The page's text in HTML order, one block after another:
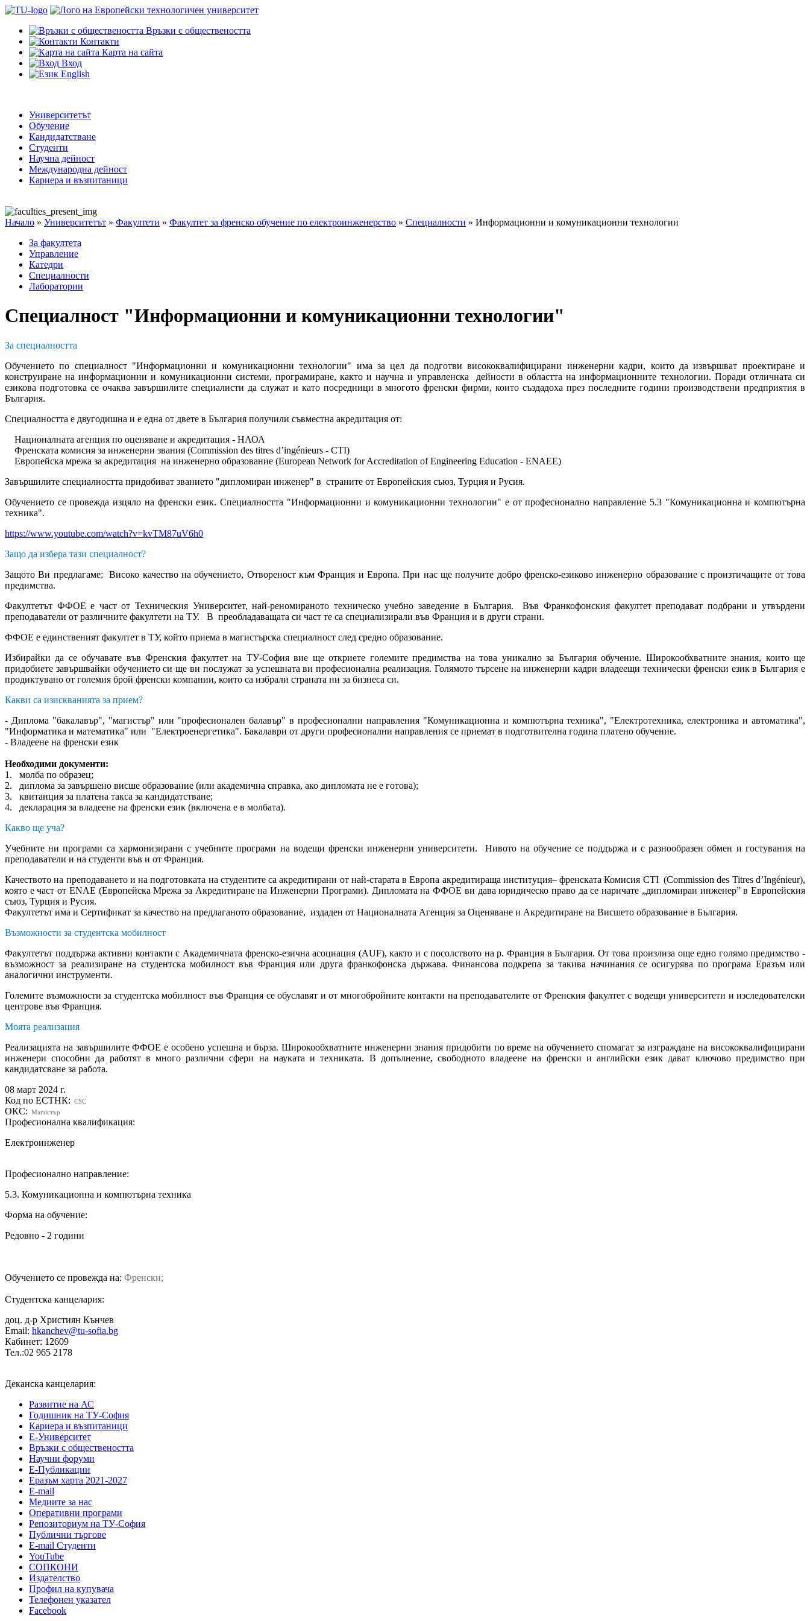
Връзки с обществеността
Контакти
Карта на сайта
Вход
English
Университетът
Обучение
Кандидатстване
Студенти
Научна дейност
Международна дейност
Кариера и възпитаници
Начало » Университетът » Факултети » Факултет за френско обучение по електроинженерство » Специалности » Информационни и комуникационни технологии
За факултета
Управление
Катедри
Специалности
Лаборатории
Специалност "Информационни и комуникационни технологии"
За специалността
Обучението по специалност "Информационни и комуникационни технологии" има за цел да подготви висококвалифицирани инженерни кадри, които да извършват проектиране и
конструиране на информационни и комуникационни системи, програмиране, както и научна и управленска дейности в областта на информационните технологии. Поради отличната си
езикова подготовка се очаква завършилите специалисти да служат и като посредници в многото френски фирми, които създадоха през последните години производствени предприятия в
България.
Специалността е двугодишна и е една от двете в България получили съвместна акредитация от:
Националната агенция по оценяване и акредитация - НАОА
Френската комисия за инженерни звания (Commission des titres d’ingénieurs - CTI)
Европейска мрежа за акредитация на инженерно образование (European Network for Accreditation of Engineering Education - ENAEE)
Завършилите специалността придобиват званието "дипломиран инженер" в страните от Европейския съюз, Турция и Русия.
Обучението се провежда изцяло на френски език. Специалността "Информационни и комуникационни технологии" е от професионално направление 5.3 "Комуникационна и компютърна
техника".
https://www.youtube.com/watch?v=kvTM87uV6h0
Защо да избера тази специалност?
Защото Ви предлагаме: Високо качество на обучението, Отвореност към Франция и Европа. При нас ще получите добро френско-езиково инженерно образование с произтичащите от това
предимства.
Факултетът ФФОЕ е част от Техническия Университет, най-реномираното техническо учебно заведение в България. Във Франкофонския факултет преподават подбрани и утвърдени
преподаватели от различните факултети на ТУ. В преобладаващата си част те са специализирали във Франция и в други страни.
ФФОЕ е единственият факултет в ТУ, който приема в магистърска специалност след средно образование.
Избирайки да се обучавате във Френския факултет на ТУ-София вие ще откриете големите предимства на това уникално за България обучение. Широкообхватните знания, които ще
придобиете завършвайки обучението си ще ви послужат за успешната ви професионална реализация. Голямото търсене на инженерни кадри владеещи технически френски език в България е
продиктувано от големия брой френски компании, които са избрали страната ни за бизнеса си.
Какви са изискванията за прием?
- Диплома "бакалавър", "магистър" или "професионален балавър" в професионални направления "Комуникационна и компютърна техника", "Електротехника, електроника и автоматика",
"Информатика и математика" или "Електроенергетика". Бакалаври от други професионални направления се приемат в подготвителна година платено обучение.
- Владеене на френски език
Необходими документи:
1. молба по образец;
2. диплома за завършено висше образование (или академична справка, ако дипломата не е готова);
3. квитанция за платена такса за кандидатстване;
4. декларация за владеене на френски език (включена е в молбата).
Какво ще уча?
Учебните ни програми са хармонизирани с учебните програми на водещи френски инженерни университети. Нивото на обучение се поддържа и с разнообразен обмен и гостувания на
преподаватели и на студенти във и от Франция.
Качеството на преподаването и на подготовката на студентите са акредитирани от най-старата в Европа акредитираща институция– френската Комисия CTI (Commission des Titres d’Ingénieur),
която е част от ENAE (Европейска Мрежа за Акредитиране на Инженерни Програми). Дипломaта на ФФОЕ ви дава юридическо право да се наричате „дипломиран инженер” в Европейския
съюз, Турция и Русия.
Факултетът има и Сертификат за качество на предлаганото образование, издаден от Националната Агенция за Оценяване и Акредитиране на Висшето образование в България.
Възможности за студентска мобилност
Факултетът поддържа активни контакти с Академичнатa френско-езична асоциация (AUF), както и с посолството на р. Франция в България. От това произлиза още едно голямо предимство -
възможност за реализиране на студентска мобилност във Франция или друга франкофонска държава. Финансова подкрепа за такива начинания се осигурява по програма Еразъм или
аналогични инструменти.
Големите възможности за студентска мобилност във Франция се обуславят и от многобройните контакти на преподавателите от Френския факултет с водещи университети и изследователски
центрове във Франция.
Моята реализация
Реализацията на завършилите ФФОЕ е особено успешна и бърза. Широкообхватните инженерни знания придобити по време на обучението спомагат за изграждане на висококвалифицирани
инженери способни да работят в много различни сфери на науката и техниката. В допълнение, свободното владеене на френски и английски език дават ключово предимство при
кандидатсване за работа.
08 март 2024 г.
Код по ЕСТНК: CSC
ОКС: Магистър
Професионална квалификация:
Електроинженер
Професионално направление:
5.3. Комуникационна и компютърна техника
Форма на обучение:
Редовно - 2 години
Обучението се провежда на: Френски;
Студентска канцелария:
доц. д-р Християн Кънчев
Email: hkanchev@tu-sofia.bg
Кабинет: 12609
Тел.:02 965 2178
Деканска канцелария:
Развитие на АС
Годишник на ТУ-София
Кариера и възпитаници
Е-Университет
Връзки с обществеността
Научни форуми
Е-Публикации
Еразъм харта 2021-2027
E-mail
Медиите за нас
Оперативни програми
Репозиториум на ТУ-София
Публични търгове
Е-mail Студенти
YouTube
СОПКОНИ
Издателство
Профил на купувача
Телефонен указател
Facebook